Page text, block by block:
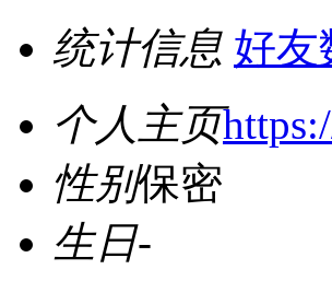
统计信息 好友
个人主页
性别保密
生日-